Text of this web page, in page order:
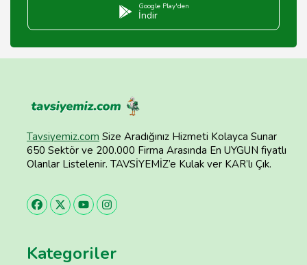
Google Play'den
İndir
Tavsiyemiz.com Size Aradığınız Hizmeti Kolayca Sunar
650 Sektör ve 200.000 Firma Arasında En UYGUN fiyatlı
Olanlar Listelenir. TAVSİYEMİZ’e Kulak ver KAR’lı Çık.
Kategoriler